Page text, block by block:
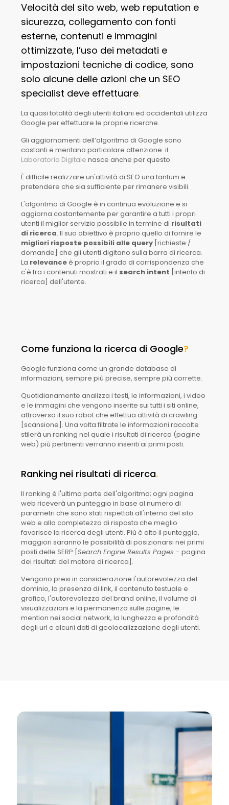
Velocità del sito web, web reputation e
sicurezza, collegamento con fonti
esterne, contenuti e immagini
ottimizzate, l’uso dei metadati e
impostazioni tecniche di codice, sono
solo alcune delle azioni che un SEO
specialist deve effettuare.
La quasi totalità degli utenti italiani ed occidentali utilizza
Google per effettuare le proprie ricerche.
Gli aggiornamenti dell’algoritmo di Google sono
costanti e meritano particolare attenzione: il
Laboratorio Digitale nasce anche per questo.
È difficile realizzare un'attività di SEO una tantum e
pretendere che sia sufficiente per rimanere visibili.
L'algoritmo di Google è in continua evoluzione e si
aggiorna costantemente per garantire a tutti i propri
utenti il miglior servizio possibile in termine di risultati
di ricerca. Il suo obiettivo è proprio quello di fornire le
migliori risposte possibili alle query[richieste /
domande] che gli utenti digitano sulla barra di ricerca.
La relevanceè proprio il grado di corrispondenza che
c'è tra i contenuti mostrati e il search intent [intento di
ricerca] dell'utente.
Come funziona la ricerca di Google?
Google funziona come un grande database di
informazioni, sempre più precise, sempre più corrette.
Quotidianamente analizza i testi, le informazioni, i video
e le immagini che vengono inserite sui tutti i siti online,
attraverso il suo robot che effettua attività di crawling
[scansione]. Una volta filtrate le informazioni raccolte
stilerà un ranking nel quale i risultati di ricerca (pagine
web) più pertinenti verranno inseriti ai primi posti.
Ranking nei risultati di ricerca.
Il ranking è l'ultima parte dell'algoritmo; ogni pagina
web riceverà un punteggio in base al numero di
parametri che sono stati rispettati all'interno del sito
web e alla completezza di risposta che meglio
favorisce la ricerca degli utenti. Più è alto il punteggio,
maggiori saranno le possibilità di posizionarsi nei primi
posti delle SERP [Search Engine Results Pages - pagina
dei risultati del motore di ricerca].
Vengono presi in considerazione l'autorevolezza del
dominio, la presenza di link, il contenuto testuale e
grafico, l'autorevolezza del brand online, il volume di
visualizzazioni e la permanenza sulle pagine, le
mention nei social network, la lunghezza e profondità
degli url e alcuni dati di geolocalizzazione degli utenti.